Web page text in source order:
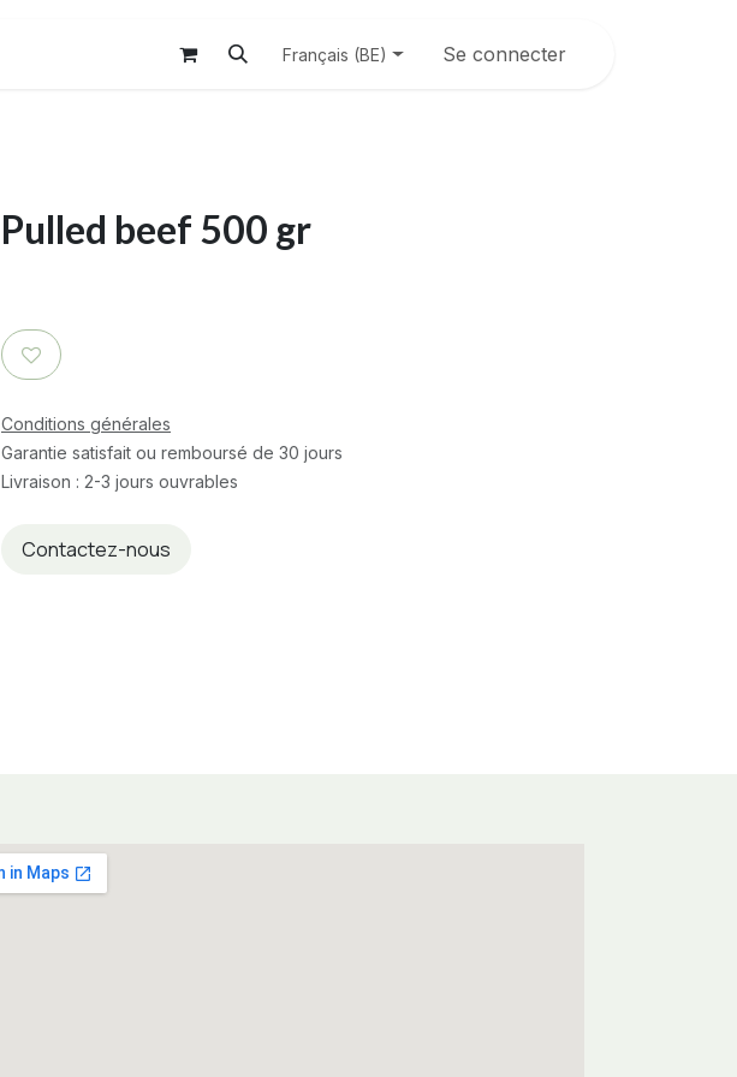
Français (BE) Se connecter
Pulled beef 500 gr
Conditions générales
Garantie satisfait ou remboursé de 30 jours
Livraison : 2-3 jours ouvrables
Contactez-nous